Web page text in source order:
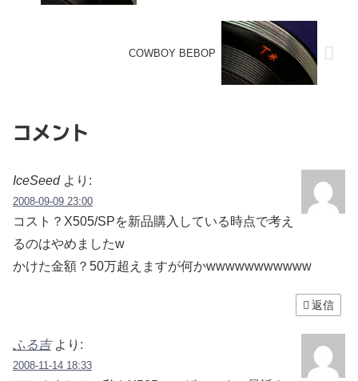
COWBOY BEBOP
コメント
IceSeed より:
2008-09-09 23:00
コスト？X505/SPを新品購入している時点で考え
るのはやめましたw
かけた金額？50万超えますが何かwwwwwwwwwww
返信
ふる吉 より:
2008-11-14 18:33